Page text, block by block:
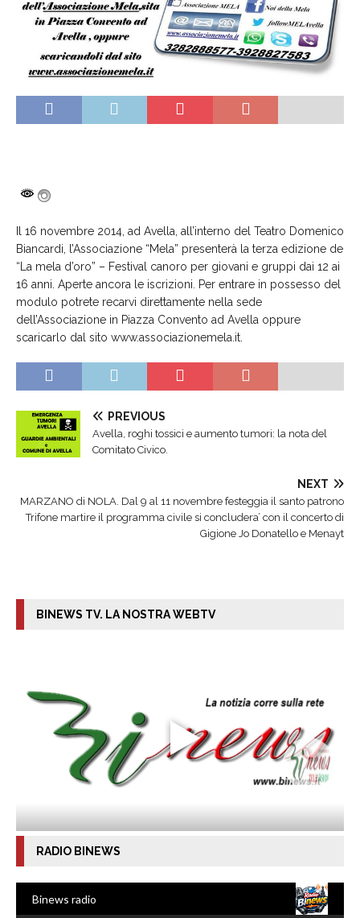
Il 16 novembre 2014, ad Avella, all’interno del Teatro Domenico
Biancardi, l’Associazione “Mela” presenterà la terza edizione de
“La mela d’oro” – Festival canoro per giovani e gruppi dai 12 ai
16 anni. Aperte ancora le iscrizioni. Per entrare in possesso del
modulo potrete recarvi direttamente nella sede
dell’Associazione in Piazza Convento ad Avella oppure
scaricarlo dal sito www.associazionemela.it.
PREVIOUS
Avella, roghi tossici e aumento tumori: la nota del
Comitato Civico.
NEXT
MARZANO di NOLA. Dal 9 al 11 novembre festeggia il santo patrono
Trifone martire il programma civile si concludera’ con il concerto di
Gigione Jo Donatello e Menayt
BINEWS TV. LA NOSTRA WEBTV
RADIO BINEWS